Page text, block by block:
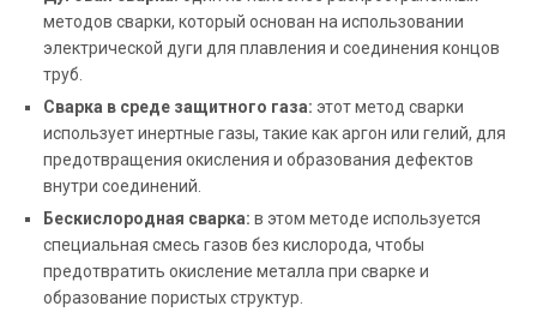
методов сварки, который основан на использовании
электрической дуги для плавления и соединения концов
труб.
Сварка в среде защитного газа: этот метод сварки
использует инертные газы, такие как аргон или гелий, для
предотвращения окисления и образования дефектов
внутри соединений.
Бескислородная сварка: в этом методе используется
специальная смесь газов без кислорода, чтобы
предотвратить окисление металла при сварке и
образование пористых структур.